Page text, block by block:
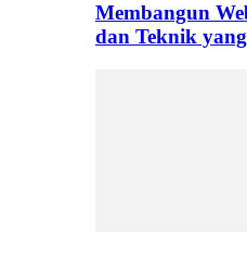
Membangun
dan Teknik